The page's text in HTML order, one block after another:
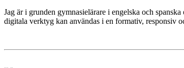
Jag är i grunden gymnasielärare i engelska och
digitala verktyg kan användas i en formativ, responsiv